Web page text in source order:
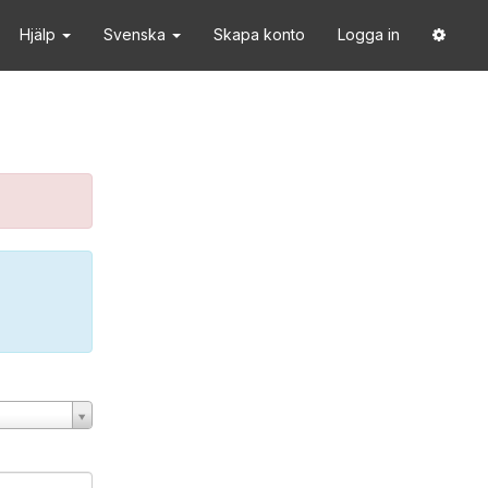
Hjälp Svenska Skapa konto Logga in